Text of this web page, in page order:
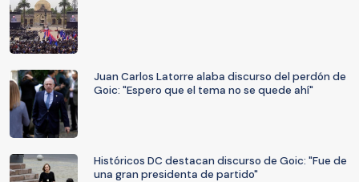
Juan Carlos Latorre alaba discurso del perdón de
Goic: "Espero que el tema no se quede ahí"
Históricos DC destacan discurso de Goic: "Fue de
una gran presidenta de partido"